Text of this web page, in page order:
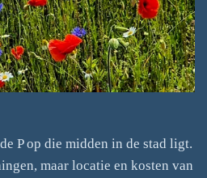
P op die midden in de stad ligt.
maar locatie en kosten van